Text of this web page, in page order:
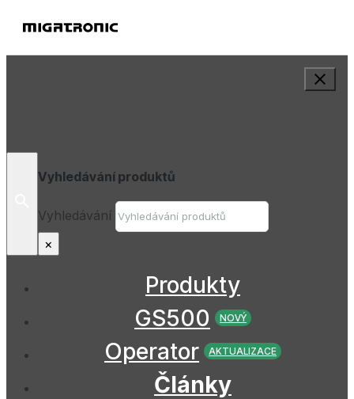
Vyhledávání produktů
Vyhledávání
×
Produkty
GS500
NOVÝ
Operator AKTUALIZACE
Články